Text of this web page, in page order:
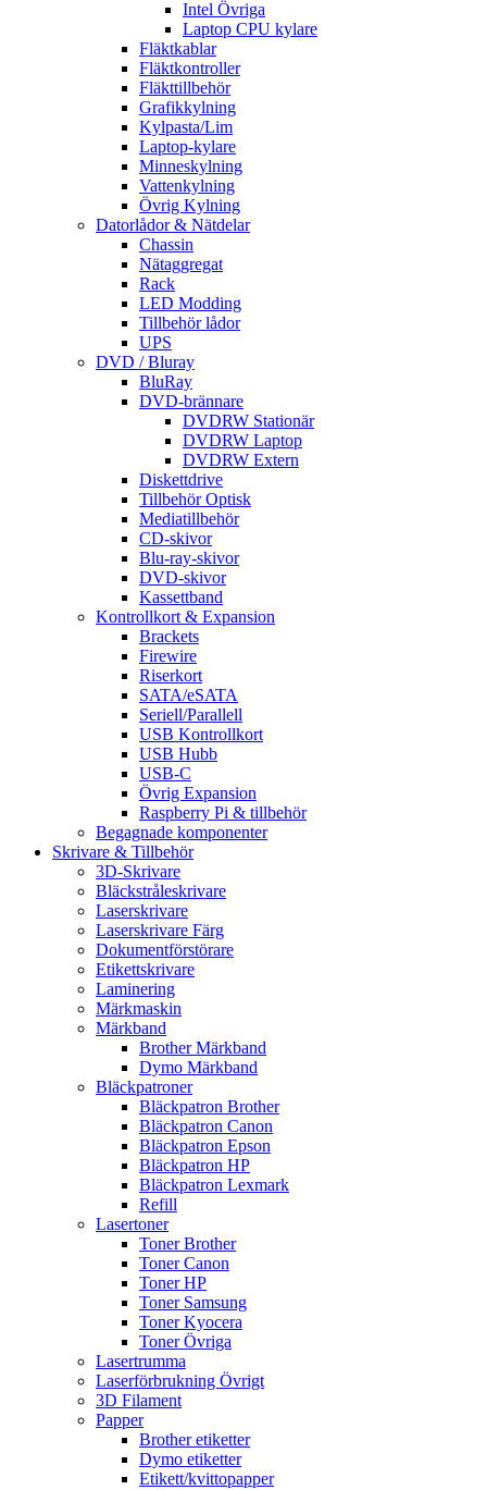
Intel Övriga
Laptop CPU kylare
Fläktkablar
Fläktkontroller
Fläkttillbehör
Grafikkylning
Kylpasta/Lim
Laptop-kylare
Minneskylning
Vattenkylning
Övrig Kylning
Datorlådor & Nätdelar
Chassin
Nätaggregat
Rack
LED Modding
Tillbehör lådor
UPS
DVD / Bluray
BluRay
DVD-brännare
DVDRW Stationär
DVDRW Laptop
DVDRW Extern
Diskettdrive
Tillbehör Optisk
Mediatillbehör
CD-skivor
Blu-ray-skivor
DVD-skivor
Kassettband
Kontrollkort & Expansion
Brackets
Firewire
Riserkort
SATA/eSATA
Seriell/Parallell
USB Kontrollkort
USB Hubb
USB-C
Övrig Expansion
Raspberry Pi & tillbehör
Begagnade komponenter
Skrivare & Tillbehör
3D-Skrivare
Bläckstråleskrivare
Laserskrivare
Laserskrivare Färg
Dokumentförstörare
Etikettskrivare
Laminering
Märkmaskin
Märkband
Brother Märkband
Dymo Märkband
Bläckpatroner
Bläckpatron Brother
Bläckpatron Canon
Bläckpatron Epson
Bläckpatron HP
Bläckpatron Lexmark
Refill
Lasertoner
Toner Brother
Toner Canon
Toner HP
Toner Samsung
Toner Kyocera
Toner Övriga
Lasertrumma
Laserförbrukning Övrigt
3D Filament
Papper
Brother etiketter
Dymo etiketter
Etikett/kvittopapper